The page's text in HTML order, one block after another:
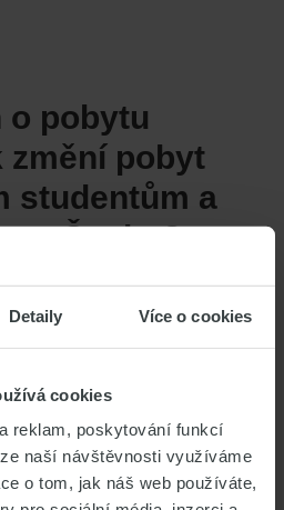
Detaily Více o cookies
cookies
reklam, poskytování funkcí
naší návštěvnosti využíváme
o tom, jak náš web používáte,
skončilo
v
první
desítce
o pobytu
změní pobyt
studentům a
v Česku?
V ČR